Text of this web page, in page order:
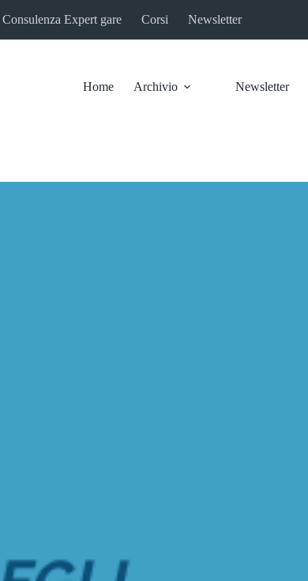
Consulenza Expert gare Corsi Newsletter
Home Archivio Newsletter